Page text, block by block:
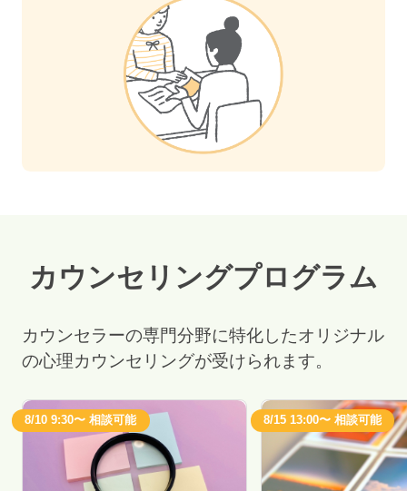
カウンセリングプログラム
カウンセラーの専門分野に特化したオリジナル
の心理カウンセリングが受けられます。
8/10 9:30〜 相談可能 8/15 13:00〜 相談可能